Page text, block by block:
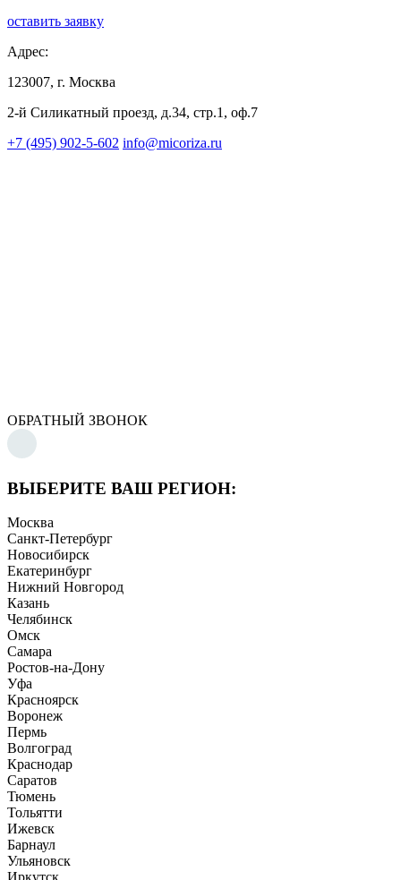
оставить заявку
Адрес:
123007, г. Москва
2-й Силикатный проезд, д.34, стр.1, оф.7
+7 (495) 902-5-602 info@micoriza.ru
ОБРАТНЫЙ ЗВОНОК
ВЫБЕРИТЕ ВАШ РЕГИОН:
Москва
Санкт-Петербург
Новосибирск
Екатеринбург
Нижний Новгород
Казань
Челябинск
Омск
Самара
Ростов-на-Дону
Уфа
Красноярск
Воронеж
Пермь
Волгоград
Краснодар
Саратов
Тюмень
Тольятти
Ижевск
Барнаул
Ульяновск